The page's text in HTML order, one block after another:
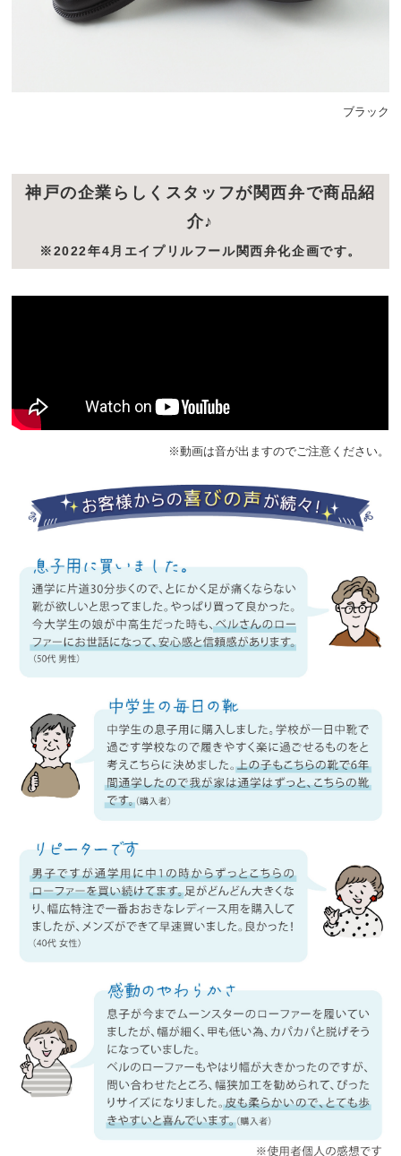
ブラック
神戸の企業らしくスタッフが関西弁で商品紹
介♪
※2022年4月エイプリルフール関西弁化企画です。
※動画は音が出ますのでご注意ください。